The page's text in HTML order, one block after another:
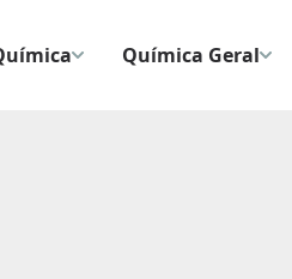
Química Geral